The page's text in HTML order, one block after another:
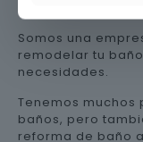
Somos una
remodelar tu
necesidades.
Tenemos
baños, pero
reforma de baño